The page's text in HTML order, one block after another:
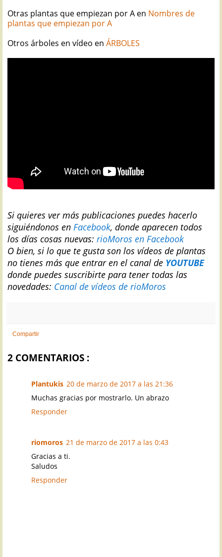
Otras plantas que empiezan por A en Nombres de
plantas que empiezan por A
Otros árboles en vídeo en ÁRBOLES
Si quieres ver más publicaciones puedes hacerlo
siguiéndonos en Facebook, donde aparecen todos
los días cosas nuevas: rioMoros en Facebook
O bien, si lo que te gusta son los vídeos de plantas
no tienes más que entrar en el canal de YOUTUBE
donde puedes suscribirte para tener todas las
novedades: Canal de vídeos de rioMoros
Compartir
2 COMENTARIOS :
Plantukis 20 de marzo de 2017 a las 21:36
Muchas gracias por mostrarlo. Un abrazo
Responder
riomoros 21 de marzo de 2017 a las 0:43
Gracias a ti.
Saludos
Responder